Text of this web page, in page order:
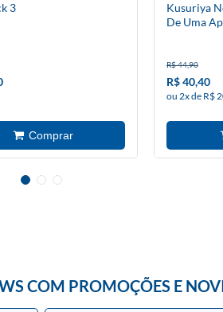
3
Kusuriya
De Uma
R$ 44,90
R$ 40,40
ou 2x de R$
COM PROMOÇÕES E